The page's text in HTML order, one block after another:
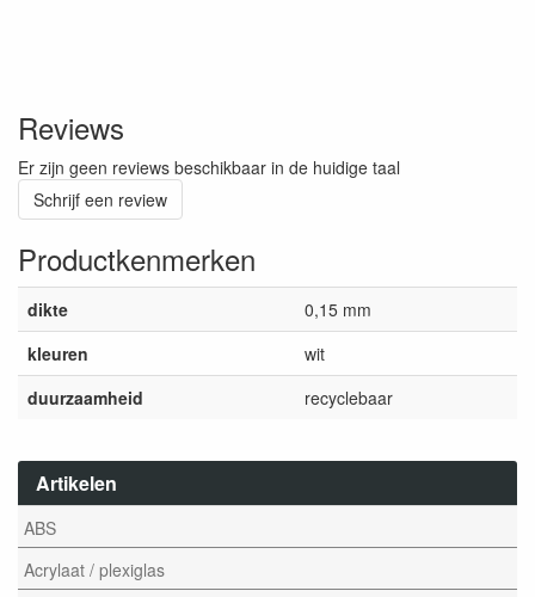
Artikelen
ABS
Acrylaat / plexiglas
Reviews
Er zijn geen reviews beschikbaar in de huidige taal
Schrijf een review
Productkenmerken
dikte
0,15 mm
kleuren
wit
duurzaamheid
recyclebaar